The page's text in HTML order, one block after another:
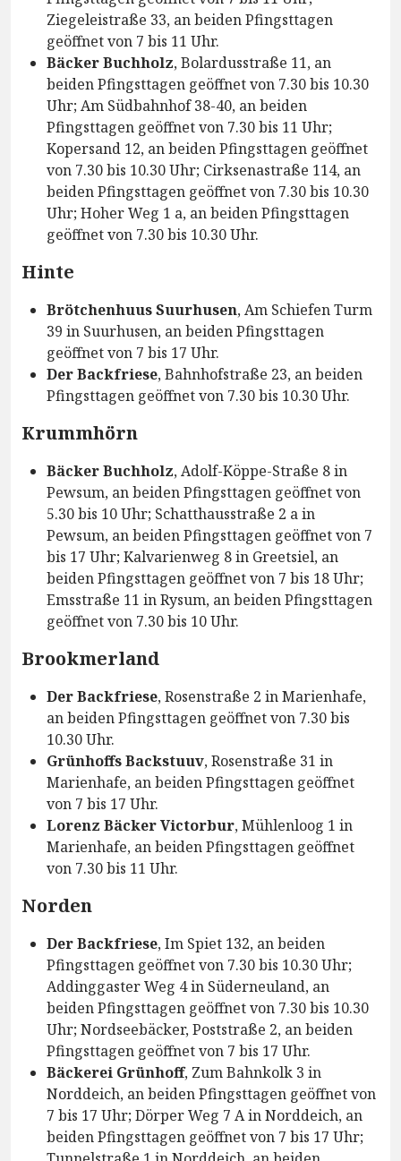
Ziegeleistraße 33, an beiden Pfingsttagen
geöffnet von 7 bis 11 Uhr.
Bäcker Buchholz, Bolardusstraße 11, an
beiden Pfingsttagen geöffnet von 7.30 bis 10.30
Uhr; Am Südbahnhof 38-40, an beiden
Pfingsttagen geöffnet von 7.30 bis 11 Uhr;
Kopersand 12, an beiden Pfingsttagen geöffnet
von 7.30 bis 10.30 Uhr; Cirksenastraße 114, an
beiden Pfingsttagen geöffnet von 7.30 bis 10.30
Uhr; Hoher Weg 1 a, an beiden Pfingsttagen
geöffnet von 7.30 bis 10.30 Uhr.
Hinte
Brötchenhuus Suurhusen, Am Schiefen Turm
39 in Suurhusen, an beiden Pfingsttagen
geöffnet von 7 bis 17 Uhr.
Der Backfriese, Bahnhofstraße 23, an beiden
Pfingsttagen geöffnet von 7.30 bis 10.30 Uhr.
Krummhörn
Bäcker Buchholz, Adolf-Köppe-Straße 8 in
Pewsum, an beiden Pfingsttagen geöffnet von
5.30 bis 10 Uhr; Schatthausstraße 2 a in
Pewsum, an beiden Pfingsttagen geöffnet von 7
bis 17 Uhr; Kalvarienweg 8 in Greetsiel, an
beiden Pfingsttagen geöffnet von 7 bis 18 Uhr;
Emsstraße 11 in Rysum, an beiden Pfingsttagen
geöffnet von 7.30 bis 10 Uhr.
Brookmerland
Der Backfriese, Rosenstraße 2 in Marienhafe,
an beiden Pfingsttagen geöffnet von 7.30 bis
10.30 Uhr.
Grünhoffs Backstuuv, Rosenstraße 31 in
Marienhafe, an beiden Pfingsttagen geöffnet
von 7 bis 17 Uhr.
Lorenz Bäcker Victorbur, Mühlenloog 1 in
Marienhafe, an beiden Pfingsttagen geöffnet
von 7.30 bis 11 Uhr.
Norden
Der Backfriese, Im Spiet 132, an beiden
Pfingsttagen geöffnet von 7.30 bis 10.30 Uhr;
Addinggaster Weg 4 in Süderneuland, an
beiden Pfingsttagen geöffnet von 7.30 bis 10.30
Uhr; Nordseebäcker, Poststraße 2, an beiden
Pfingsttagen geöffnet von 7 bis 17 Uhr.
Bäckerei Grünhoff, Zum Bahnkolk 3 in
Norddeich, an beiden Pfingsttagen geöffnet von
7 bis 17 Uhr; Dörper Weg 7 A in Norddeich, an
beiden Pfingsttagen geöffnet von 7 bis 17 Uhr;